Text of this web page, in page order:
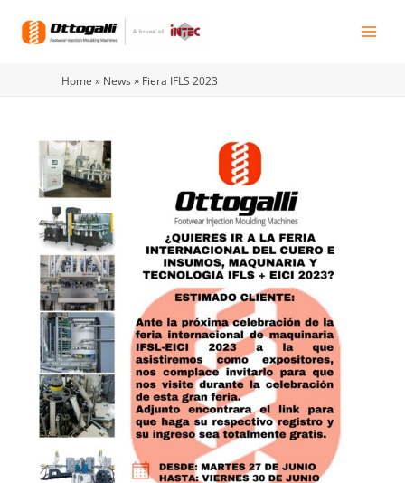
Home » News » Fiera IFLS 2023